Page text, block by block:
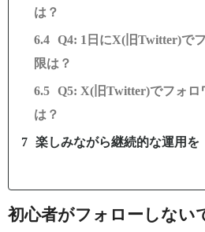
は？
Q4: 1日にX(旧Twitter)で
限は？
Q5: X(旧Twitter)でフォロ
は？
楽しみながら継続的な運用を
初心者がフォローしない